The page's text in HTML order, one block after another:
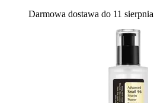
Darmowa dostawa do 11 sierpnia